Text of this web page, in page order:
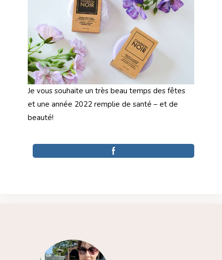
Je vous souhaite un très beau temps des fêtes
et une année 2022 remplie de santé – et de
beauté!